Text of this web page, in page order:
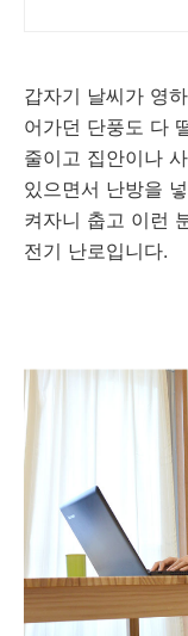
갑자기 날씨가 영
어가던 단풍도 다
줄이고 집안이나
있으면서 난방을
켜자니 춥고 이런
전기 난로입니다.